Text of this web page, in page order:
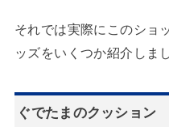
それでは実際にこのショ
ッズをいくつか紹介しま
ぐでたまのクッション